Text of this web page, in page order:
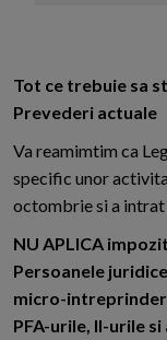
Tot ce trebuie sa
Prevederi actuale
Va reamimtim ca
specific unor
octombrie si a intrat
NU APLICA
Persoanele
micro-
PFA-urile, II-urile